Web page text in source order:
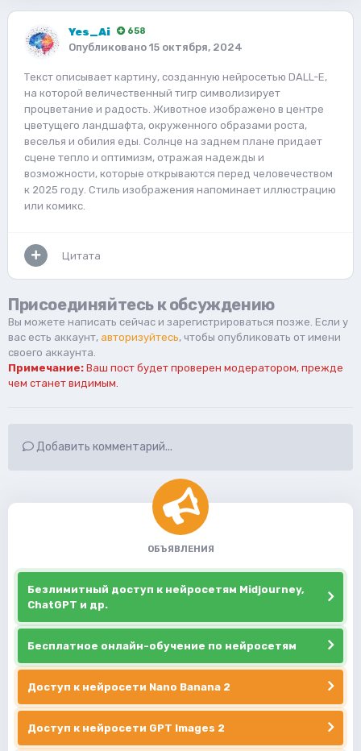
Yes_Ai 658
Опубликовано 15 октября, 2024
Текст описывает картину, созданную нейросетью DALL-E,
на которой величественный тигр символизирует
процветание и радость. Животное изображено в центре
цветущего ландшафта, окруженного образами роста,
веселья и обилия еды. Солнце на заднем плане придает
сцене тепло и оптимизм, отражая надежды и
возможности, которые открываются перед человечеством
к 2025 году. Стиль изображения напоминает иллюстрацию
или комикс.
Цитата
Присоединяйтесь к обсуждению
Вы можете написать сейчас и зарегистрироваться позже. Если у
вас есть аккаунт, авторизуйтесь, чтобы опубликовать от имени
своего аккаунта.
Примечание: Ваш пост будет проверен модератором, прежде
чем станет видимым.
Добавить комментарий...
ОБЪЯВЛЕНИЯ
Безлимитный доступ к нейросетям Midjourney,
ChatGPT и др.
Бесплатное онлайн-обучение по нейросетям
Доступ к нейросети Nano Banana 2
Доступ к нейросети GPT Images 2